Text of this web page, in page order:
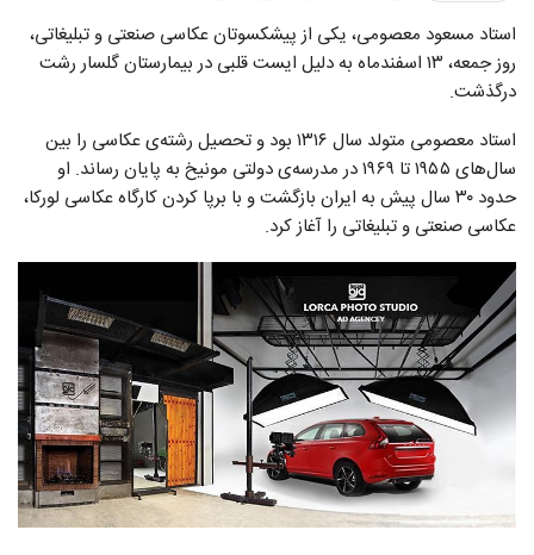
استاد مسعود معصومی، یکی از پیشکسوتان عکاسی صنعتی و تبلیغاتی،
روز جمعه، ۱۳ اسفندماه به دلیل ایست قلبی در بیمارستان گلسار رشت
درگذشت.
استاد معصومی متولد سال ۱۳۱۶ بود و تحصیل رشته‌ی عکاسی را بین
سال‌های ۱۹۵۵ تا ۱۹۶۹ در مدرسه‌ی دولتی مونیخ به پایان رساند. او
حدود ۳۰ سال پیش به ایران بازگشت و با برپا کردن کارگاه عکاسی لورکا،
عکاسی صنعتی و تبلیغاتی را آغاز کرد.